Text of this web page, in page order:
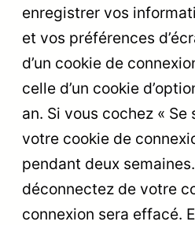
enregistrer vos
et vos préférences
d’un cookie de
celle d’un cookie
an. Si vous cochez « Se
votre cookie de
pendant deux
déconnectez de votre
connexion sera effacé.